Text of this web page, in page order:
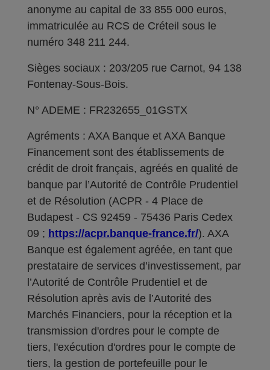
anonyme au capital de 33 855 000 euros,
immatriculée au RCS de Créteil sous le
numéro 348 211 244.
Sièges sociaux : 203/205 rue Carnot, 94 138
Fontenay-Sous-Bois.
N° ADEME : FR232655_01GSTX
Agréments : AXA Banque et AXA Banque
Financement sont des établissements de
crédit de droit français, agréés en qualité de
banque par l’Autorité de Contrôle Prudentiel
et de Résolution (ACPR - 4 Place de
Budapest - CS 92459 - 75436 Paris Cedex
09 ; https://acpr.banque-france.fr/). AXA
Banque est également agréée, en tant que
prestataire de services d’investissement, par
l’Autorité de Contrôle Prudentiel et de
Résolution après avis de l’Autorité des
Marchés Financiers, pour la réception et la
transmission d'ordres pour le compte de
tiers, l'exécution d'ordres pour le compte de
tiers, la gestion de portefeuille pour le